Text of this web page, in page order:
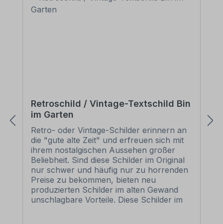
Retroschild / Vintage-Textschild Bin
im Garten
Retro- oder Vintage-Schilder erinnern an
die "gute alte Zeit" und erfreuen sich mit
ihrem nostalgischen Aussehen großer
Beliebheit. Sind diese Schilder im Original
nur schwer und häufig nur zu horrenden
Preise zu bekommen, bieten neu
produzierten Schilder im alten Gewand
unschlagbare Vorteile. Diese Schilder im